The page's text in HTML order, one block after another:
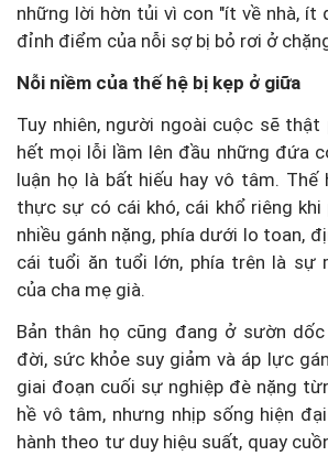
những lời hờn tủi vì con "ít về nhà, ít
đỉnh điểm của nỗi sợ bị bỏ rơi ở
Nỗi niềm của thế hệ bị kẹp ở giữa
Tuy nhiên, người ngoài cuộc sẽ thật
hết mọi lỗi lầm lên đầu những đứa
luận họ là bất hiếu hay vô tâm. Thế
thực sự có cái khó, cái khổ riêng khi
nhiều gánh nặng, phía dưới lo toan,
cái tuổi ăn tuổi lớn, phía trên là sự
của cha mẹ già.
Bản thân họ cũng đang ở sườn
đời, sức khỏe suy giảm và áp lực
giai đoạn cuối sự nghiệp đè nặng
hề vô tâm, nhưng nhịp sống hiện
hành theo tư duy hiệu suất, quay